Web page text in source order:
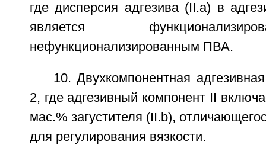
где дисперсия адгезива (II.a) в
является
нефункционализированным ПВА.
10. Двухкомпонентная
2, где адгезивный компонент II
мас.% загустителя (II.b),
для регулирования вязкости.